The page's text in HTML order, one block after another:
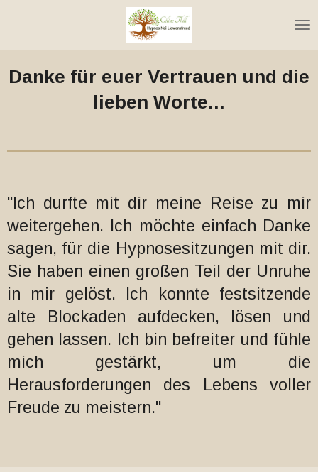
Danke für euer Vertrauen und die
lieben Worte...
"Ich durfte mit dir meine Reise zu mir
weitergehen. Ich möchte einfach Danke
sagen, für die Hypnosesitzungen mit dir.
Sie haben einen großen Teil der Unruhe
in mir gelöst. Ich konnte festsitzende
alte Blockaden aufdecken, lösen und
gehen lassen. Ich bin befreiter und fühle
mich gestärkt, um die
Herausforderungen des Lebens voller
Freude zu meistern."